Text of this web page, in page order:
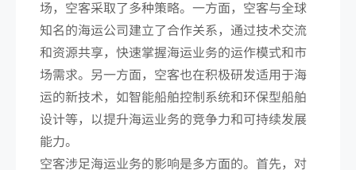
场，空客采取了多种策略。一方面，空客与全球
知名的海运公司建立了合作关系，通过技术交流
和资源共享，快速掌握海运业务的运作模式和市
场需求。另一方面，空客也在积极研发适用于海
运的新技术，如智能船舶控制系统和环保型船舶
设计等，以提升海运业务的竞争力和可持续发展
能力。
空客涉足海运业务的影响是多方面的。首先，对